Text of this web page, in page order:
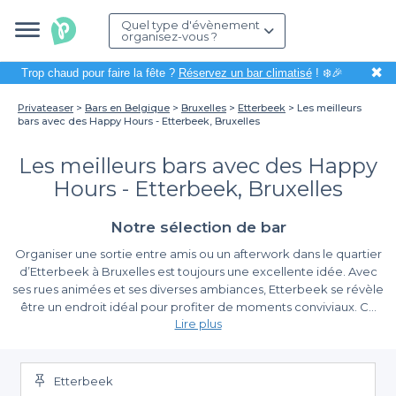
Quel type d'évènement
organisez-vous ?
Trop chaud pour faire la fête ? Réservez un bar climatisé! ❄️🎉 ✖
Privateaser Bars en Belgique Bruxelles Etterbeek
Les meilleurs
bars avec des Happy Hours - Etterbeek, Bruxelles
Les meilleurs bars avec des Happy
Hours - Etterbeek, Bruxelles
Notre sélection de bar
Organiser une sortie entre amis ou un afterwork dans le quartier
d’Etterbeek à Bruxelles est toujours une excellente idée. Avec
ses rues animées et ses diverses ambiances, Etterbeek se révèle
être un endroit idéal pour profiter de moments conviviaux. Ce
qui rend l’expérience encore plus agréable, ce sont les
savourer des boissons à des prix défiant toute concurrence.
Avec notre plateforme, la réservation devient un jeu d’enfant.
Nous avons à cœur de vous faciliter la tâche en vous proposant
Lire plus
Etterbeek